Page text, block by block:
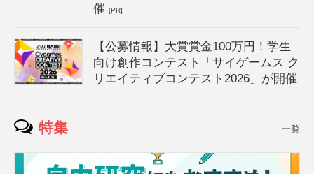
催[PR]
【公募情報】大賞賞金100万円！学生
向け創作コンテスト「サイゲームス ク
リエイティブコンテスト2026」が開催
特集 一覧